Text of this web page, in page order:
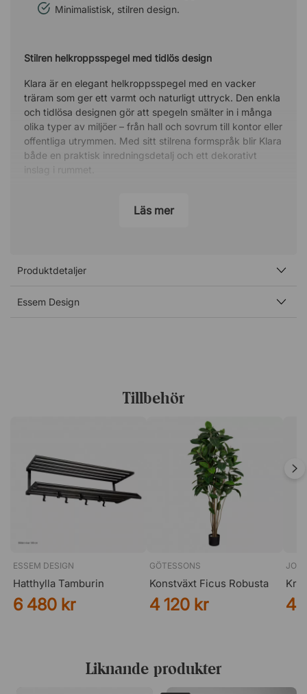
Minimalistisk, stilren design.
Stilren helkroppsspegel med tidlös design
Klara är en elegant helkroppsspegel med en vacker
träram som ger ett varmt och naturligt uttryck. Den enkla
och tidlösa designen gör att spegeln smälter in i många
olika typer av miljöer – från hall och sovrum till kontor eller
offentliga utrymmen. Med sitt stilrena formspråk blir Klara
både en praktisk inredningsdetalj och ett dekorativt
inslag i rummet.
mindre utrymmen och i rum där du vill förstärka känslan
Läs mer
Produktdetaljer
Essem Design
Tillbehör
ESSEM DESIGN
Hatthylla Tamburin
6 480 kr
GÖTESSONS
Konstväxt Ficus Robusta
4 120 kr 4
Liknande produkter